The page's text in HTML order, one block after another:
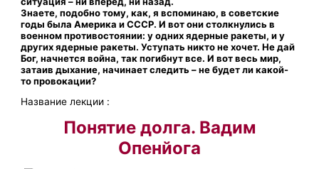
Знаете, подобно тому, как, я вспоминаю, в советские
годы была Америка и СССР. И вот они столкнулись в
военном противостоянии: у одних ядерные ракеты, и у
других ядерные ракеты. Уступать никто не хочет. Не дай
Бог, начнется война, так погибнут все. И вот весь мир,
затаив дыхание, начинает следить – не будет ли какой-
то провокации?
Название лекции :
Понятие долга. Вадим
Опенйога